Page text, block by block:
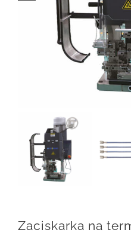
Zaciskarka na